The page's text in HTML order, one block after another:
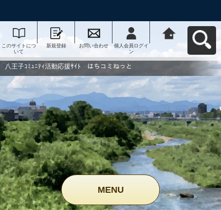
このサイトにつ
いて
新規登録 お問い合わせ
個人会員ログイ
ン
動応援ｻｲﾄ はち
コミねっとへ戻
八王子ｺﾐｭﾆﾃｨ活動応援ｻｲﾄ はちコミねっと
MENU